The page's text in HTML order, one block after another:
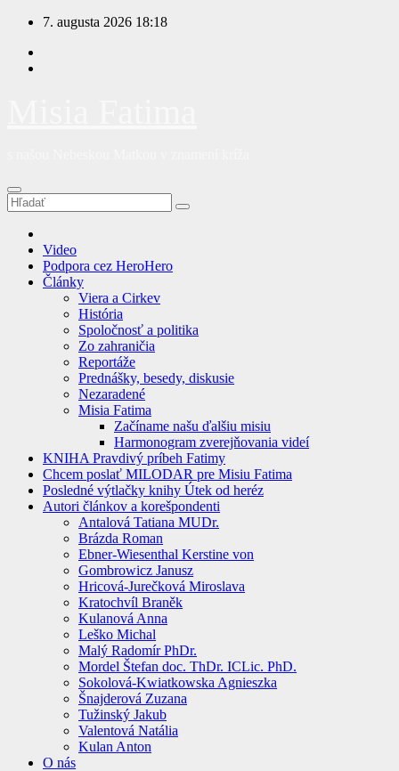
Prejsť
obsah
7. augusta 2026 18:18
Video
Podpora cez HeroHero
Články
Viera a Cirkev
História
Spoločnosť a politika
Zo zahraničia
Reportáže
Prednášky, besedy, diskusie
Nezaradené
Misia Fatima
Začíname našu ďalšiu misiu
Harmonogram zverejňovania videí
KNIHA Pravdivý príbeh Fatimy
Chcem poslať MILODAR pre Misiu Fatima
Posledné výtlačky knihy Útek od heréz
Autori článkov a korešpondenti
Antalová Tatiana MUDr.
Brázda Roman
Ebner-Wiesenthal Kerstine von
Gombrowicz Janusz
Hricová-Jurečková Miroslava
Kratochvíl Braněk
Kulanová Anna
Leško Michal
Malý Radomír PhDr.
Mordel Štefan doc. ThDr. ICLic. PhD.
Sokolová-Kwiatkowska Agnieszka
Šnajderová Zuzana
Tužinský Jakub
Valentová Natália
Kulan Anton
O nás